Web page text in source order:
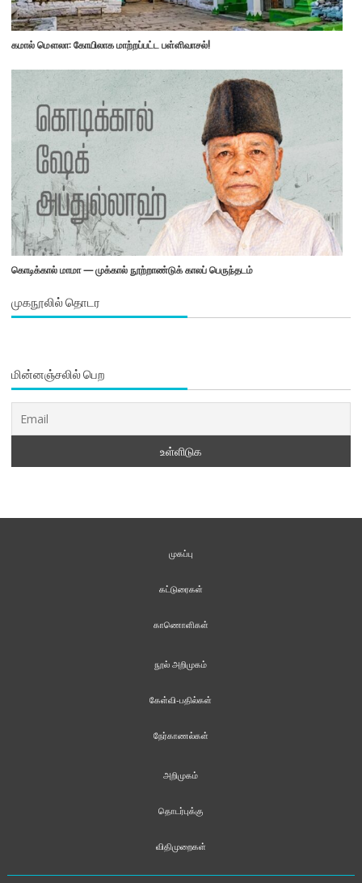
கமால் மௌலா: கோயிலாக மாற்றப்பட்ட பள்ளிவாசல்!
கொடிக்கால் மாமா — முக்கால் நூற்றாண்டுக் காலப் பெருந்தடம்
முகநூலில் தொடர
மின்னஞ்சலில் பெற
முகப்பு
கட்டுரைகள்
காணொளிகள்
நூல் அறிமுகம்
கேள்வி-பதில்கள்
நேர்காணல்கள்
அறிமுகம்
தொடர்புக்கு
விதிமுறைகள்